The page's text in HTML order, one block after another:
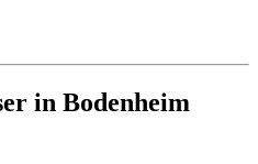
in Bodenheim